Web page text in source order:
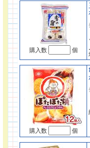
購入数 個
購入数 個